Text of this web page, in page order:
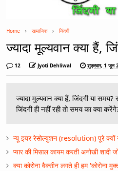
Home सामाजिक जिंदगी
ज्यादा मूल्यवान क्या हैं,
12 Jyoti Dehliwal शुक्रवार, 1 जून
ज्यादा मुल्यवान क्या हैं, जिंदगी या
जिंदगी ही नहीं रही तो समय का क्या
न्यू इयर रेसोल्युशन (resolution) पूरे क्यों
प्यार की मिसाल कायम करती अनोखी शादी
क्या कोरोना वैक्सीन लगते ही हम 'कोरोना